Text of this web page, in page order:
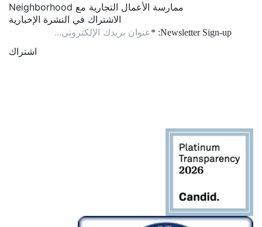
ممارسة الأعمال التجارية مع Neighborhood
الاشتراك في النشرة الإخبارية
Newsletter Sign-up:
*
الحقل
فارغاً.